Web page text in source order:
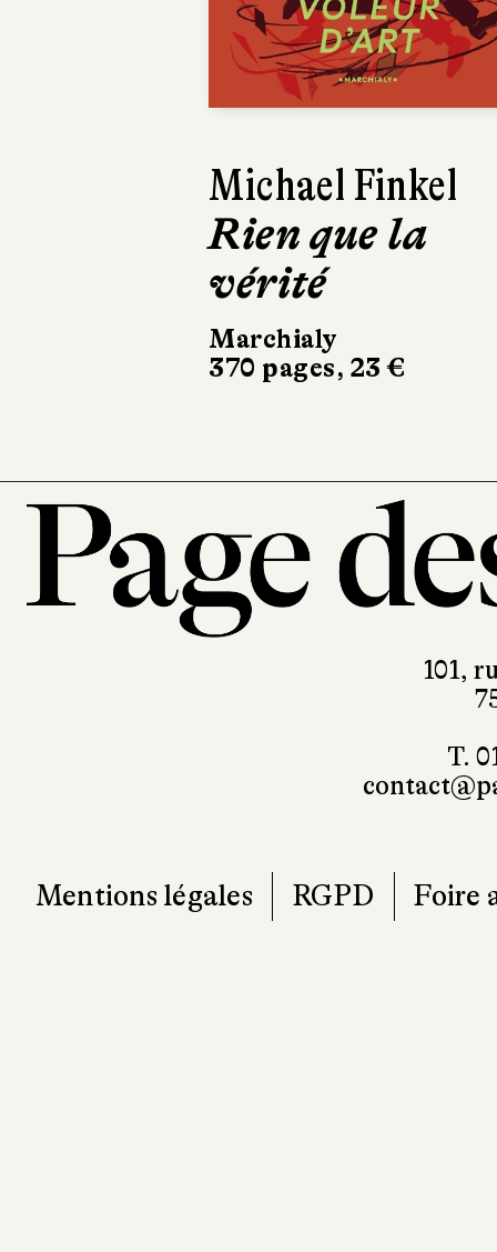
Emmanuel
Sur la
la Loire
Stock
266 pages, 20,90
Previous
101,
T.
Mentions légales RGPD Foire